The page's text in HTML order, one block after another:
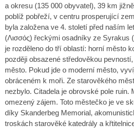
a okresu (135 000 obyvatel), 39 km
poblíž pobřeží, v centru prosperující
byla založena ve 4. století před naším
(Λισσός) řeckými osadníky ze Syrakus
je rozděleno do tří oblastí: horní město
později obsazené středověkou
město. Pokud jde o moderní město,
obráceném k moři. Ze starověkého
nezbylo. Citadela je obrovské pole ruin.
omezený zájem. Toto městečko je ve
díky Skanderbeg Memorial, a
troskách starověké katedrály a